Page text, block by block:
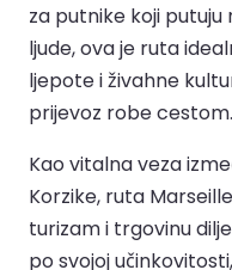
za putnike koji
ljude, ova je ruta
ljepote i živahne
prijevoz robe cestom.
Kao vitalna veza
Korzike, ruta
turizam i trgovinu
po svojoj